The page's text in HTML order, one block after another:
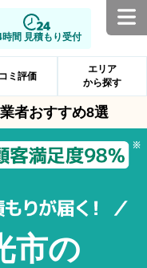
時間 見積もり受付
ミ評価
エリア
から探す
者おすすめ8選
市の